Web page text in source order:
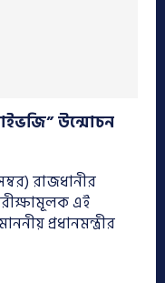
উন্মোচন
রাজধানীর
এই
প্রধানমন্ত্রীর